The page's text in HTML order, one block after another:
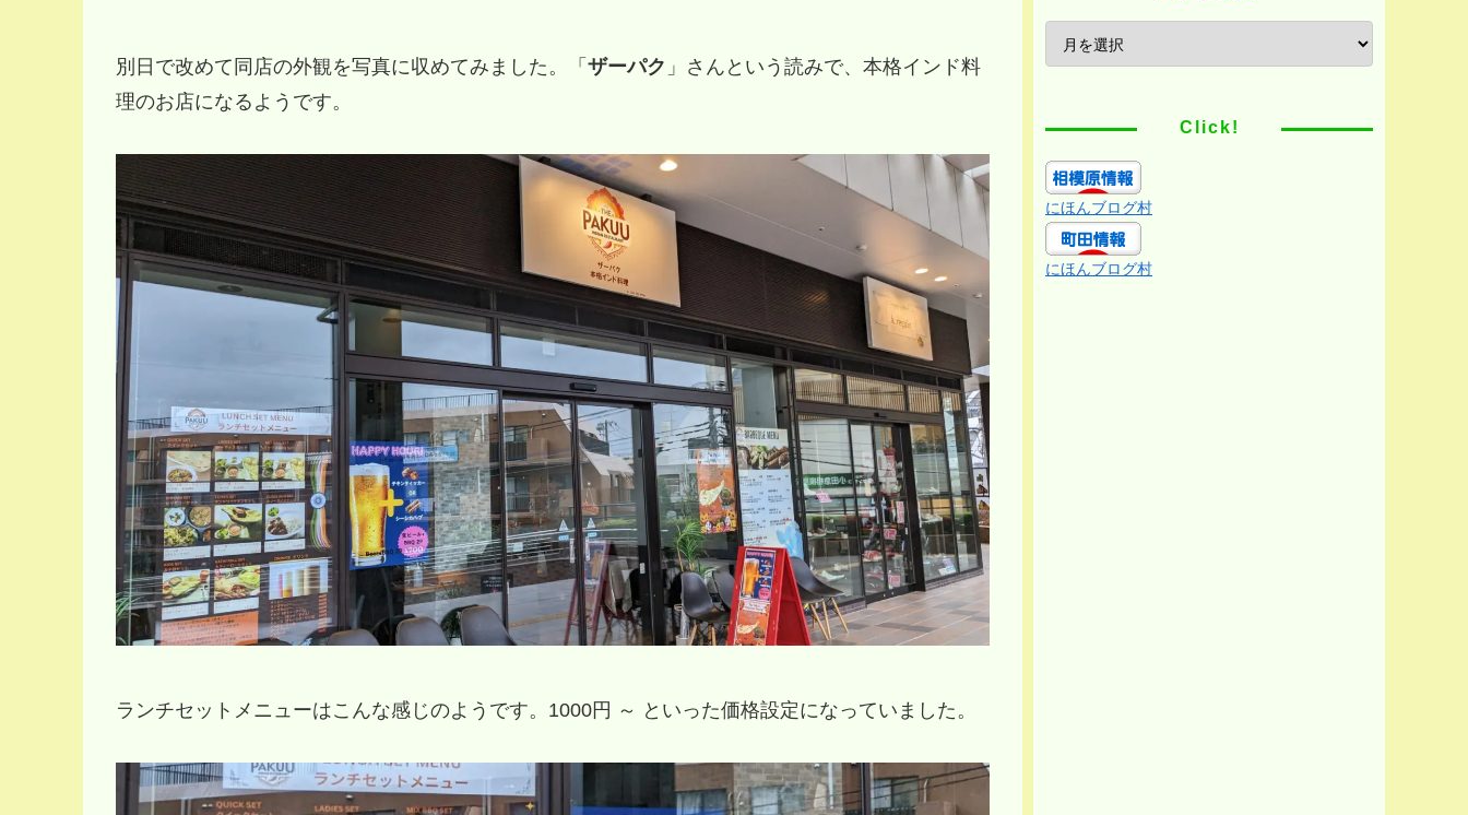
別日で改めて同店の外観を写真に収めてみました。「 ザーパク 」さんという読みで、本格インド料
理のお店になるようです。
ランチセットメニューはこんな感じのようです。1000円 ～ といった価格設定になっていました。
Click!
にほんブログ村
にほんブログ村